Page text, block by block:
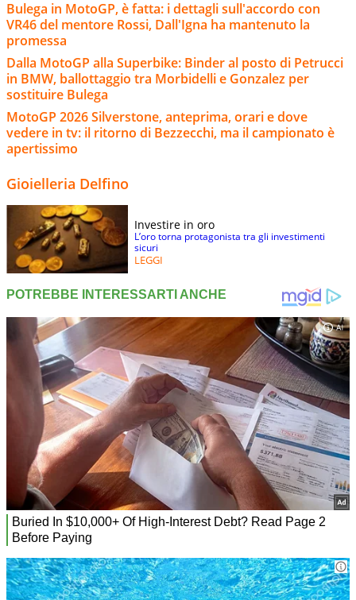
Bulega in MotoGP, è fatta: i dettagli sull'accordo con
VR46 del mentore Rossi, Dall'Igna ha mantenuto la
promessa
Dalla MotoGP alla Superbike: Binder al posto di Petrucci
in BMW, ballottaggio tra Morbidelli e Gonzalez per
sostituire Bulega
MotoGP 2026 Silverstone, anteprima, orari e dove
vedere in tv: il ritorno di Bezzecchi, ma il campionato è
apertissimo
Gioielleria Delfino
Investire in oro
L’oro torna protagonista tra gli investimenti
sicuri
LEGGI